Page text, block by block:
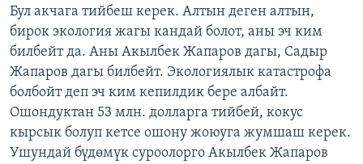
Бул акчага тийбеш керек. Алтын деген алтын,
бирок экология жагы кандай болот, аны эч ким
билбейт да. Аны Акылбек Жапаров дагы, Садыр
Жапаров дагы билбейт. Экологиялык катастрофа
болбойт деп эч ким кепилдик бере албайт.
Ошондуктан 53 млн. долларга тийбей, кокус
кырсык болуп кетсе ошону жоюуга жумшаш керек.
Ушундай бүдөмүк суроолорго Акылбек Жапаров